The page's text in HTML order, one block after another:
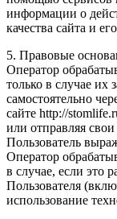
информации о
качества сайта и
5. Правовые
Оператор
только в случае их
самостоятельно
сайте http://
или отправляя
Пользователь
Оператор
в случае, если это
Пользователя
использование